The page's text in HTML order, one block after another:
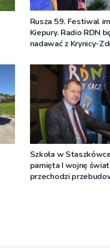
Rusza 59. Festiwal
Kiepury. Radio RDN
nadawać z Krynicy-
Szkoła w
pamięta I wojnę
przechodzi